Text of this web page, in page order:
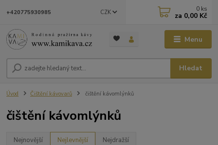
Menu
CZK
Hledat
+420775930985 0 ks
za 0,00 Kč
Úvod Čištění kávovarů čištění kávomlýnků
čištění kávomlýnků
Nejnovější Nejlevnější Nejdražší